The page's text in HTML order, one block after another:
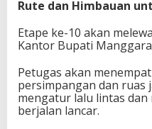
Rute dan Himbauan
Etape ke-10 akan
Kantor Bupati
Petugas akan
persimpangan dan ruas
mengatur lalu lintas dan
berjalan lancar.